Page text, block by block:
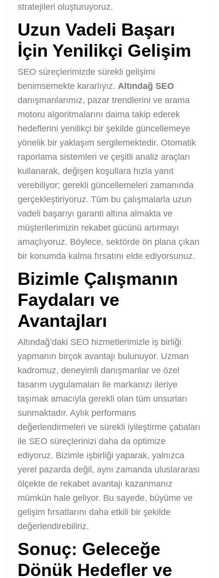
stratejileri oluşturuyoruz.
Uzun Vadeli Başarı
İçin Yenilikçi Gelişim
SEO süreçlerimizde sürekli gelişimi
benimsemekte kararlıyız. Altındağ SEO
danışmanlarımız, pazar trendlerini ve arama
motoru algoritmalarını daima takip ederek
hedeflerini yenilikçi bir şekilde güncellemeye
yönelik bir yaklaşım sergilemektedir. Otomatik
raporlama sistemleri ve çeşitli analiz araçları
kullanarak, değişen koşullara hızla yanıt
verebiliyor; gerekli güncellemeleri zamanında
gerçekleştiriyoruz. Tüm bu çalışmalarla uzun
vadeli başarıyı garanti altına almakta ve
müşterilerimizin rekabet gücünü artırmayı
amaçlıyoruz. Böylece, sektörde ön plana çıkan
bir konumda kalma fırsatını elde ediyorsunuz.
Bizimle Çalışmanın
Faydaları ve
Avantajları
Altındağ’daki SEO hizmetlerimizle iş birliği
yapmanın birçok avantajı bulunuyor. Uzman
kadromuz, deneyimli danışmanlar ve özel
tasarım uygulamaları ile markanızı ileriye
taşımak amacıyla gerekli olan tüm unsurları
sunmaktadır. Aylık performans
değerlendirmeleri ve sürekli iyileştirme çabaları
ile SEO süreçlerinizi daha da optimize
ediyoruz. Bizimle işbirliği yaparak, yalnızca
yerel pazarda değil, aynı zamanda uluslararası
ölçekte de rekabet avantajı kazanmanız
mümkün hale geliyor. Bu sayede, büyüme ve
gelişim fırsatlarını daha etkili bir şekilde
değerlendirebiliriz.
Sonuç: Geleceğe
Dönük Hedefler ve